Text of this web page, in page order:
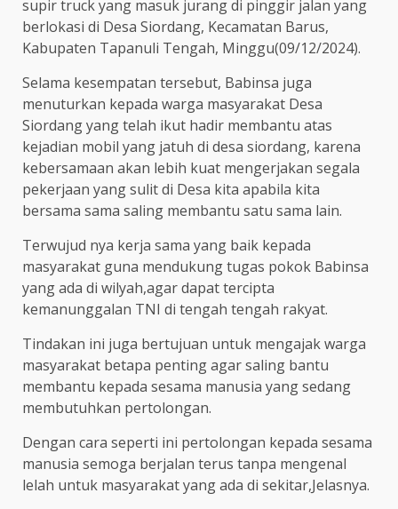
supir truck yang masuk jurang di pinggir jalan yang
berlokasi di Desa Siordang, Kecamatan Barus,
Kabupaten Tapanuli Tengah, Minggu(09/12/2024).
Selama kesempatan tersebut, Babinsa juga
menuturkan kepada warga masyarakat Desa
Siordang yang telah ikut hadir membantu atas
kejadian mobil yang jatuh di desa siordang, karena
kebersamaan akan lebih kuat mengerjakan segala
pekerjaan yang sulit di Desa kita apabila kita
bersama sama saling membantu satu sama lain.
Terwujud nya kerja sama yang baik kepada
masyarakat guna mendukung tugas pokok Babinsa
yang ada di wilyah,agar dapat tercipta
kemanunggalan TNI di tengah tengah rakyat.
Tindakan ini juga bertujuan untuk mengajak warga
masyarakat betapa penting agar saling bantu
membantu kepada sesama manusia yang sedang
membutuhkan pertolongan.
Dengan cara seperti ini pertolongan kepada sesama
manusia semoga berjalan terus tanpa mengenal
lelah untuk masyarakat yang ada di sekitar,Jelasnya.